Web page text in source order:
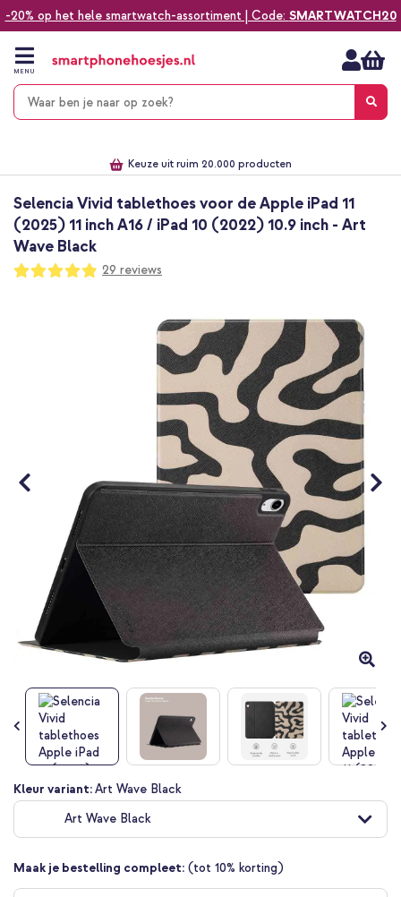
-20% op het hele smartwatch-assortiment | Code: SMARTWATCH20
naar
inhoud
MENU
Keuze uit ruim 20.000 producten
Selencia Vivid tablethoes voor de Apple iPad 11
(2025) 11 inch A16 / iPad 10 (2022) 10.9 inch - Art
Wave Black
Waardering:
97
100
29 reviews
Ga
naar
begin
de
afbeeldingen-
Kleur variant:Art Wave Black
Art Wave Black
Maak je bestelling compleet: (tot 10% korting)